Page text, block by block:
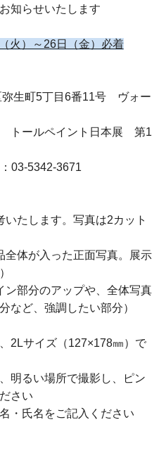
知らせいたします
火）～26日（金）必着
生町5丁目6番11号 ヴォー
トールペイント日本展 第1
03-5342-3671
たします。写真は2カット
体が入った正面写真。展示
部分のアップや、全体写真
など、強調したい部分）
2Lサイズ（127×178㎜）で
明るい場所で撮影し、ピン
さい
・氏名をご記入ください